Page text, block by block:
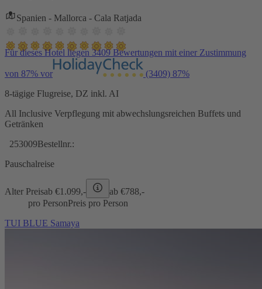
Spanien - Mallorca - Cala Ratjada
Für dieses Hotel liegen 3409 Bewertungen mit einer Zustimmung
von 87% vor (3409) 87%
8-tägige Flugreise, DZ inkl. AI
All Inclusive Verpflegung mit abwechslungsreichen Buffets und
Getränken
253009Bestellnr.:
Pauschalreise
Alter Preisab €1.099,- ab €788,-
pro PersonPreis pro Person
TUI BLUE Samaya